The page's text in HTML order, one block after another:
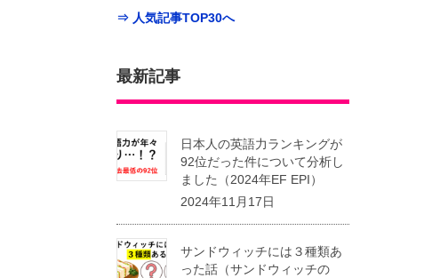
⇒ 人気記事TOP30へ
最新記事
日本人の英語力ランキングが
92位だった件について分析し
ました（2024年EF EPI）
2024年11月17日
サンドウィッチには３種類あ
った話（サンドウィッチの